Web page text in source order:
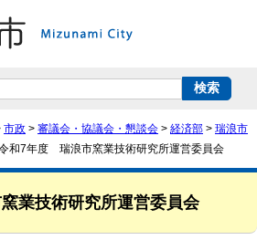
市政 > 審議会・協議会・懇談会 > 経済部 > 瑞浪市
和7年度 瑞浪市窯業技術研究所運営委員会
業技術研究所運営委員会